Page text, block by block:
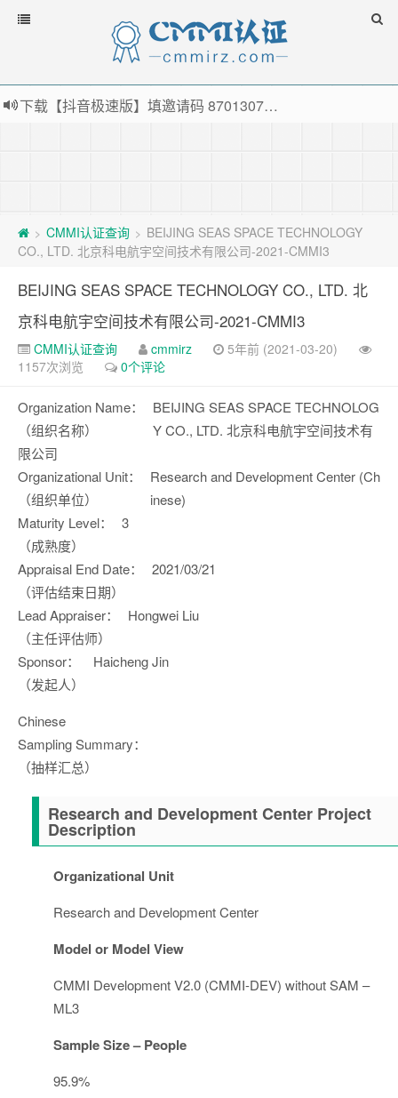
下载【抖音极速版】填邀请码 870130746 即可领38元红包，可立即支付宝提现！！
> CMMI认证查询 > BEIJING SEAS SPACE TECHNOLOGY
CO., LTD. 北京科电航宇空间技术有限公司-2021-CMMI3
BEIJING SEAS SPACE TECHNOLOGY CO., LTD. 北
京科电航宇空间技术有限公司-2021-CMMI3
CMMI认证查询 cmmirz
5年前 (2021-03-20)
1157次浏览
0个评论
Organization Name：
（组织名称）
BEIJING SEAS SPACE TECHNOLOG
Y CO., LTD. 北京科电航宇空间技术有
限公司
Organizational Unit：
（组织单位）
Research and Development Center (Ch
inese)
Maturity Level：
（成熟度）
3
Appraisal End Date：
（评估结束日期）
2021/03/21
Lead Appraiser：
（主任评估师）
Hongwei Liu
Sponsor：
（发起人）
Haicheng Jin
Chinese
Sampling Summary：
（抽样汇总）
Research and Development Center Project
Description
Organizational Unit
Research and Development Center
Model or Model View
CMMI Development V2.0 (CMMI-DEV) without SAM –
ML3
Sample Size – People
95.9%